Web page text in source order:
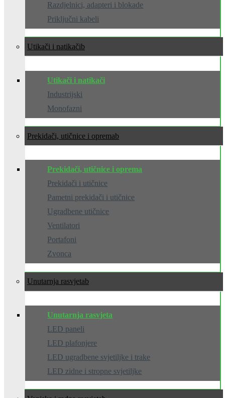
Razdjelnici, adapteri i blokade
Priključni kabeli
Utikači i natikači
Utikači i natikači
Industrijski
Monofazni
Prekidači, utičnice i oprema
Prekidači, utičnice i oprema
Prekidači i utičnice
Pametni prekidači i utičnice
Ugradbene utičnice
Ventilatori
Portafoni
Zvonca
Unutarnja rasvjeta
Unutarnja rasvjeta
LED paneli
LED plafonjere
LED ugradbene svjetiljke i trake
LED zidne i stropne svjetiljke